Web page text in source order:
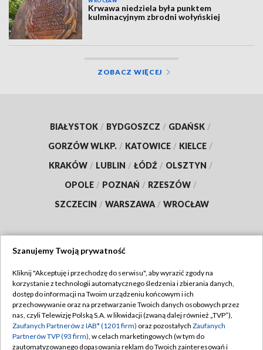
Krwawa niedziela była punktem
kulminacyjnym zbrodni wołyńskiej
ZOBACZ WIĘCEJ
BIAŁYSTOK / BYDGOSZCZ / GDAŃSK /
GORZÓW WLKP. / KATOWICE / KIELCE /
KRAKÓW / LUBLIN / ŁÓDŹ / OLSZTYN /
OPOLE / POZNAŃ / RZESZÓW /
SZCZECIN / WARSZAWA / WROCŁAW
TVP
Abonament TVP
Emisja w TVP
Centrum informacji TVP
Regulamin TVP
Polityka prywatności
Moje zgody
Szanujemy Twoją prywatność
Kliknij "Akceptuję i przechodzę do serwisu", aby wyrazić zgody na
korzystanie z technologii automatycznego śledzenia i zbierania danych,
dostęp do informacji na Twoim urządzeniu końcowym i ich
przechowywanie oraz na przetwarzanie Twoich danych osobowych przez
nas, czyli Telewizję Polską S.A. w likwidacji (zwaną dalej również „TVP”),
Zaufanych Partnerów z IAB* (1201 firm) oraz pozostałych Zaufanych
Partnerów TVP (93 firm), w celach marketingowych (w tym do
zautomatyzowanego dopasowania reklam do Twoich zainteresowań i